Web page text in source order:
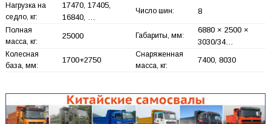
Нагрузка на
седло, кг:
17470, 17405,
16840, …
Число шин: 8
Полная
масса, кг:
25000 Габариты, мм:
6880 × 2500 ×
3030/34…
Колесная
база, мм:
1700+2750
Снаряженная
масса, кг:
7400, 8030